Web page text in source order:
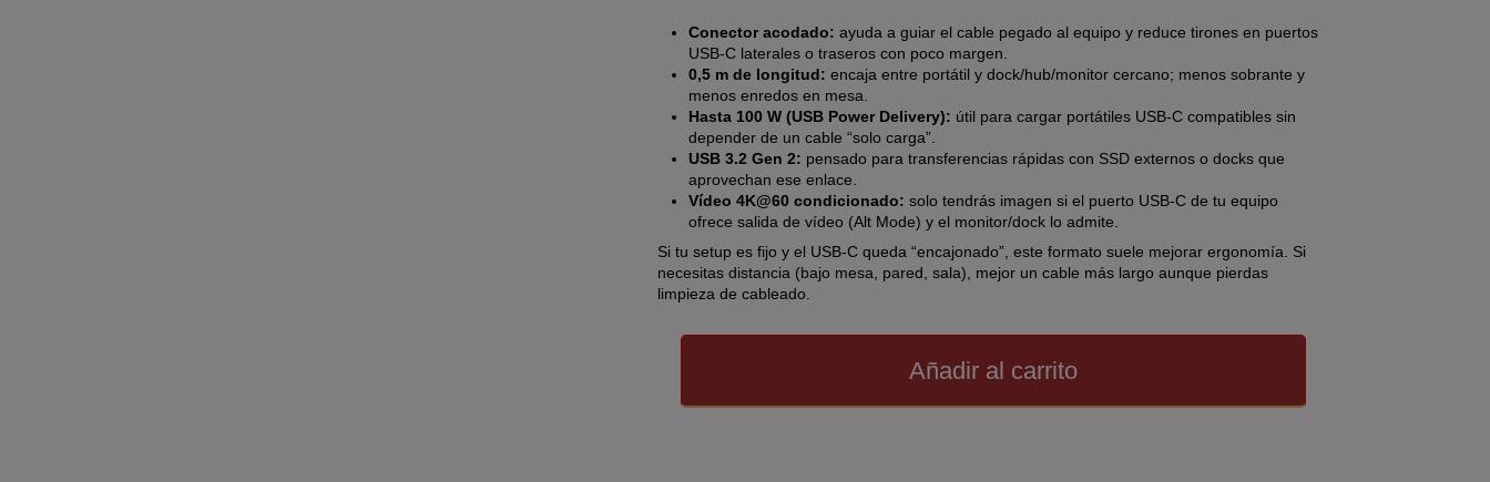
Conector acodado: ayuda a guiar el cable pegado al equipo y reduce tirones en puertos
USB-C laterales o traseros con poco margen.
0,5 m de longitud: encaja entre portátil y dock/hub/monitor cercano; menos sobrante y
menos enredos en mesa.
Hasta 100 W (USB Power Delivery): útil para cargar portátiles USB-C compatibles sin
depender de un cable “solo carga”.
USB 3.2 Gen 2: pensado para transferencias rápidas con SSD externos o docks que
aprovechan ese enlace.
Vídeo 4K@60 condicionado: solo tendrás imagen si el puerto USB-C de tu equipo
ofrece salida de vídeo (Alt Mode) y el monitor/dock lo admite.
Si tu setup es fijo y el USB-C queda “encajonado”, este formato suele mejorar ergonomía. Si
necesitas distancia (bajo mesa, pared, sala), mejor un cable más largo aunque pierdas
limpieza de cableado.
Añadir al carrito